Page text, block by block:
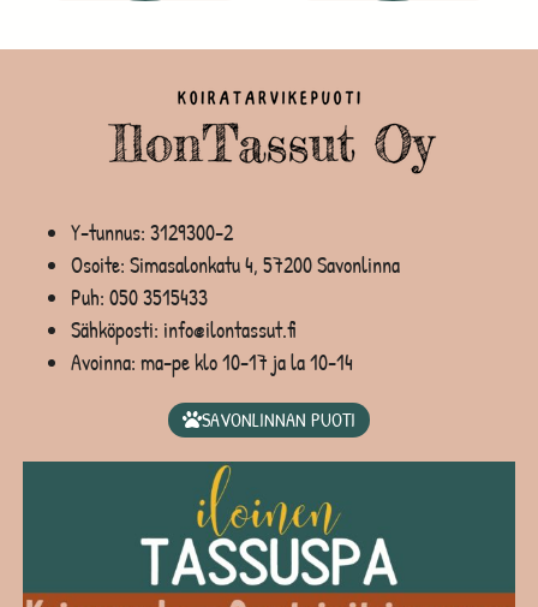
Y-tunnus: 3129300-2
Osoite: Simasalonkatu 4, 57200 Savonlinna
Puh: 050 3515433
Sähköposti: info@ilontassut.fi
Avoinna: ma-pe klo 10-17 ja la 10-14
SAVONLINNAN PUOTI